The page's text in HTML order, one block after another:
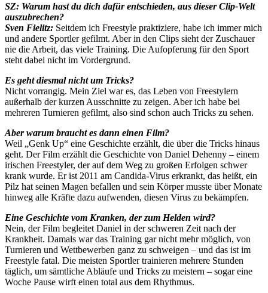
SZ: Warum hast du dich dafür entschieden, aus dieser Clip-Welt
auszubrechen?
Sven Fielitz: Seitdem ich Freestyle praktiziere, habe ich immer mich
und andere Sportler gefilmt. Aber in den Clips sieht der Zuschauer
nie die Arbeit, das viele Training. Die Aufopferung für den Sport
steht dabei nicht im Vordergrund.
Es geht diesmal nicht um Tricks?
Nicht vorrangig. Mein Ziel war es, das Leben von Freestylern
außerhalb der kurzen Ausschnitte zu zeigen. Aber ich habe bei
mehreren Turnieren gefilmt, also sind schon auch Tricks zu sehen.
Aber warum braucht es dann einen Film?
Weil „Genk Up“ eine Geschichte erzählt, die über die Tricks hinaus
geht. Der Film erzählt die Geschichte von Daniel Dehenny – einem
irischen Freestyler, der auf dem Weg zu großen Erfolgen schwer
krank wurde. Er ist 2011 am Candida-Virus erkrankt, das heißt, ein
Pilz hat seinen Magen befallen und sein Körper musste über Monate
hinweg alle Kräfte dazu aufwenden, diesen Virus zu bekämpfen.
Eine Geschichte vom Kranken, der zum Helden wird?
Nein, der Film begleitet Daniel in der schweren Zeit nach der
Krankheit. Damals war das Training gar nicht mehr möglich, von
Turnieren und Wettbewerben ganz zu schweigen – und das ist im
Freestyle fatal. Die meisten Sportler trainieren mehrere Stunden
täglich, um sämtliche Abläufe und Tricks zu meistern – sogar eine
Woche Pause wirft einen total aus dem Rhythmus.